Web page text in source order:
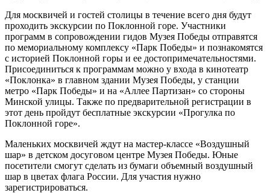
Для москвичей и гостей столицы в течение всего дня будут
проходить экскурсии по Поклонной горе. Участники
программ в сопровождении гидов Музея Победы отправятся
по мемориальному комплексу «Парк Победы» и познакомятся
с историей Поклонной горы и ее достопримечательностями.
Присоединиться к программам можно у входа в кинотеатр
«Поклонка» в главном здании Музея Победы, у станции
метро «Парк Победы» и на «Аллее Партизан» со стороны
Минской улицы. Также по предварительной регистрации в
этот день пройдут бесплатные экскурсии «Прогулка по
Поклонной горе».
Маленьких москвичей ждут на мастер-классе «Воздушный
шар» в детском досуговом центре Музея Победы. Юные
посетители смогут сделать из бумаги объемный воздушный
шар в цветах флага России. Для участия нужно
зарегистрироваться.